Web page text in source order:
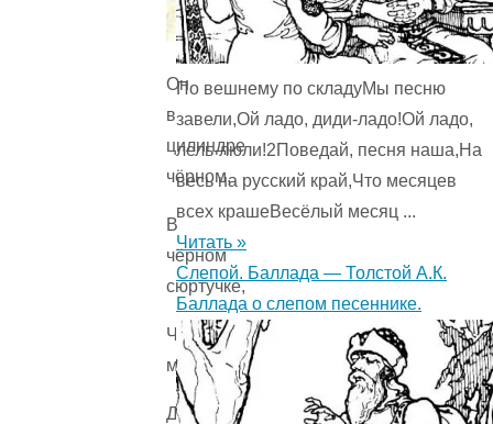
Он
в
цилиндре
чёрном,
В
чёрном
сюртучке,
Чёрную
метёлку
Держит
По вешнему по складуМы песню
завели,Ой ладо, диди-ладо!Ой ладо,
лель-люли!2Поведай, песня наша,На
весь на русский край,Что месяцев
всех крашеВесёлый месяц ...
Читать »
Слепой. Баллада — Толстой А.К.
Баллада о слепом песеннике.